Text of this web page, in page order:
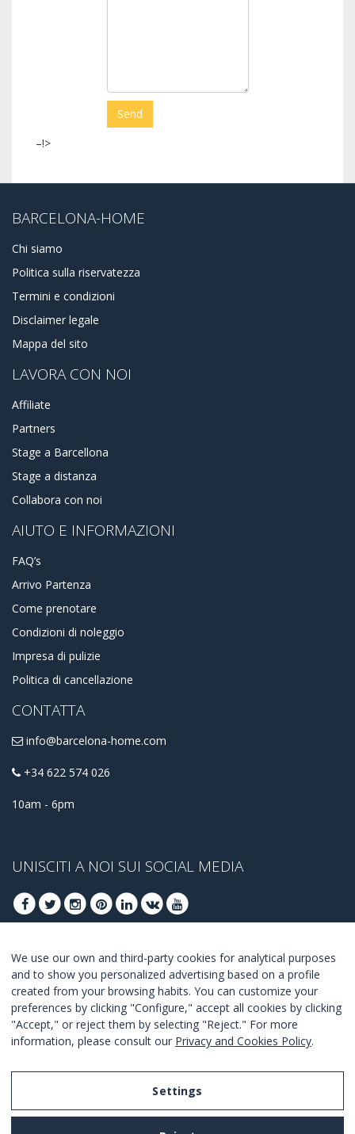
–!>
BARCELONA-HOME
Chi siamo
Politica sulla riservatezza
Termini e condizioni
Disclaimer legale
Mappa del sito
LAVORA CON NOI
Affiliate
Partners
Stage a Barcellona
Stage a distanza
Collabora con noi
AIUTO E INFORMAZIONI
FAQ’s
Arrivo Partenza
Come prenotare
Condizioni di noleggio
Impresa di pulizie
Politica di cancellazione
CONTATTA
info@barcelona-home.com
+34 622 574 026
10am - 6pm
UNISCITI A NOI SUI SOCIAL MEDIA
ISCRIVITI PER OTTENERE LE OFFERTE MIGLIORI
UNISCITI
Accetto i termini e condizioni.
We use our own and third-party cookies for analytical purposes
and to show you personalized advertising based on a profile
created from your browsing habits. You can customize your
preferences by clicking "Configure," accept all cookies by clicking
"Accept," or reject them by selecting "Reject." For more
information, please consult our Privacy and Cookies Policy.
Settings
Legal Notice